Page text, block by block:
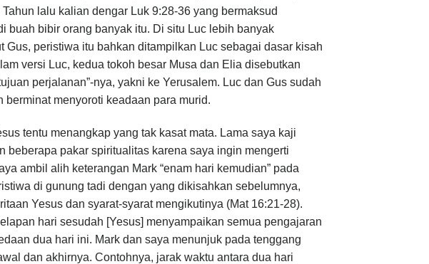
lalu kalian dengar Luk 9:28-36 yang bermaksud
buah bibir orang banyak itu. Di situ Luc lebih banyak
Gus, peristiwa itu bahkan ditampilkan Luc sebagai dasar kisah
versi Luc, kedua tokoh besar Musa dan Elia disebutkan
perjalanan”-nya, yakni ke Yerusalem. Luc dan Gus sudah
menyoroti keadaan para murid.
tentu menangkap yang tak kasat mata. Lama saya kaji
beberapa pakar spiritualitas karena saya ingin mengerti
ambil alih keterangan Mark “enam hari kemudian” pada
di gunung tadi dengan yang dikisahkan sebelumnya,
Yesus dan syarat-syarat mengikutinya (Mat 16:21-28).
hari sesudah [Yesus] menyampaikan semua pengajaran
dua hari ini. Mark dan saya menunjuk pada tenggang
dan akhirnya. Contohnya, jarak waktu antara dua hari